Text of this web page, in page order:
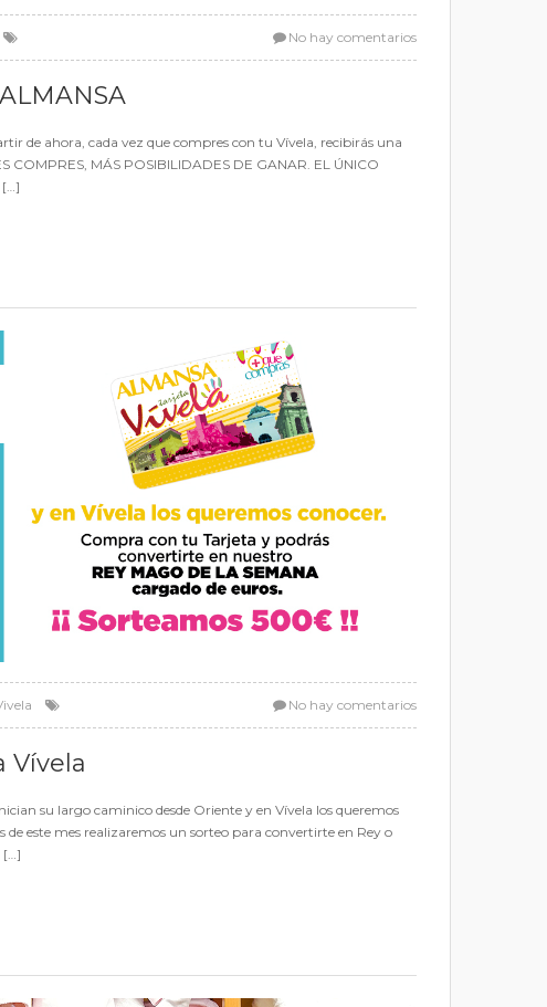
No hay comentarios
de ahora, cada vez que compres con tu Vívela, recibirás una
MÁS POSIBILIDADES DE GANAR. EL ÚNICO
[…]
No hay comentarios
Vívela
su largo caminico desde Oriente y en Vívela los queremos
de este mes realizaremos un sorteo para convertirte en Rey o
[…]